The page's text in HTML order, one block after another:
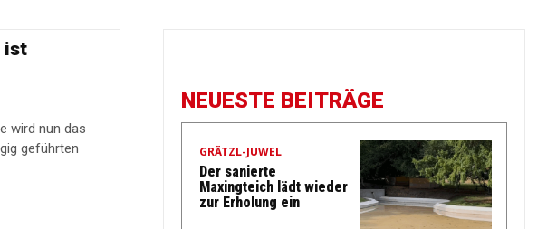
ist
wird nun das
geführten
NEUESTE BEITRÄGE
GRÄTZL-JUWEL
Der sanierte
Maxingteich lädt wieder
zur Erholung ein